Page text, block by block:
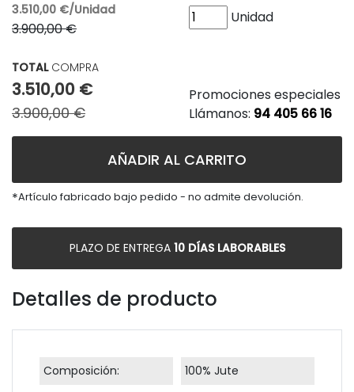
3.510,00 €/Unidad
3.900,00 €
Unidad
TOTALCOMPRA
3.510,00 €
3.900,00 €
Promociones especiales
Llámanos: 94 405 66 16
AÑADIR AL CARRITO
*Artículo fabricado bajo pedido - no admite devolución.
PLAZO DE ENTREGA 10 DÍAS LABORABLES
Detalles de producto
Composición: 100% Jute